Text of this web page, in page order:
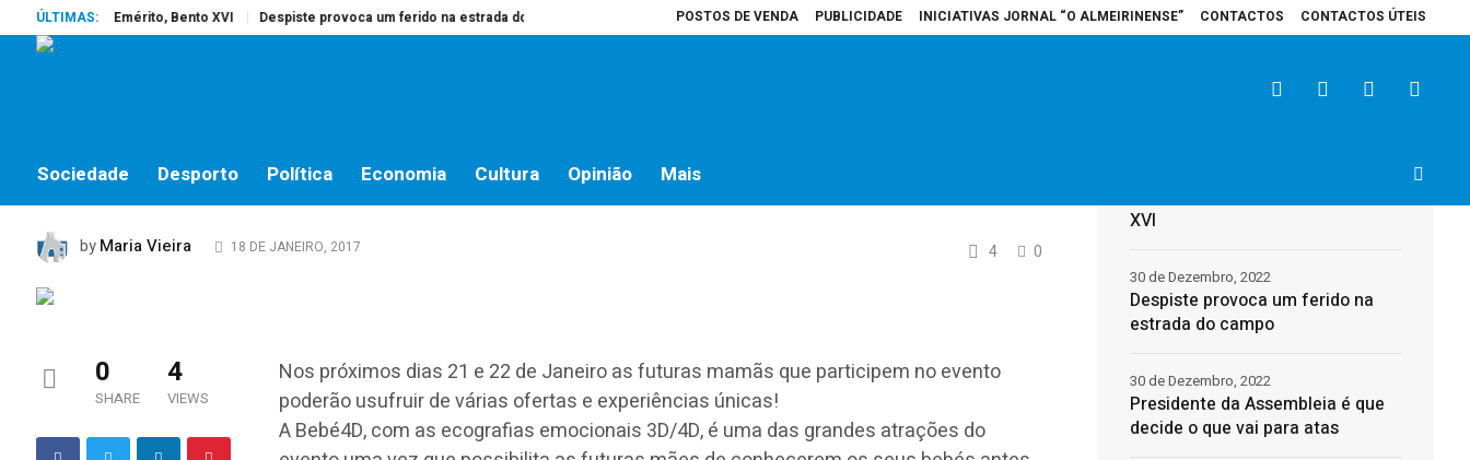
POSTOS DE VENDA PUBLICIDADE INICIATIVAS JORNAL “O ALMEIRINENSE” CONTACTOS CONTACTOS ÚTEIS
ÚLTIMAS:
o Papa Emérito, Bento XVI Despiste provoca um ferido na estrada do campo Presidente da Assembleia é que decide o que vai para atas Hospital de Santarém recebe veículo elétrico para reforçar cuidados na área
Sociedade Desporto Política Economia Cultura Opinião Mais
Shopping
4 0
byMaria Vieira 18 DE JANEIRO, 2017
0
SHARE
4
VIEWS
Nos próximos dias 21 e 22 de Janeiro as futuras mamãs que participem no evento
poderão usufruir de várias ofertas e experiências únicas!
A Bebé4D, com as ecografias emocionais 3D/4D, é uma das grandes atrações do
XVI
Despiste provoca um ferido na
estrada do campo
30 de Dezembro, 2022
Presidente da Assembleia é que
decide o que vai para atas
30 de Dezembro, 2022